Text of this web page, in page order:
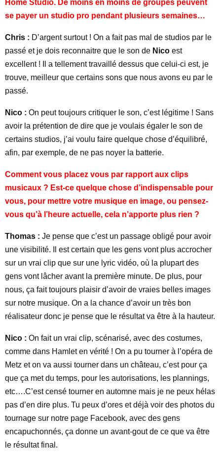
Home Studio. De moins en moins de groupes peuvent
se payer un studio pro pendant plusieurs semaines…
Chris : D’argent surtout ! On a fait pas mal de studios par le
passé et je dois reconnaitre que le son de Nico est
excellent ! Il a tellement travaillé dessus que celui-ci est, je
trouve, meilleur que certains sons que nous avons eu par le
passé.
Nico : On peut toujours critiquer le son, c’est légitime ! Sans
avoir la prétention de dire que je voulais égaler le son de
certains studios, j’ai voulu faire quelque chose d’équilibré,
afin, par exemple, de ne pas noyer la batterie.
Comment vous placez vous par rapport aux clips
musicaux ? Est-ce quelque chose d’indispensable pour
vous, pour mettre votre musique en image, ou pensez-
vous qu’à l’heure actuelle, cela n’apporte plus rien ?
Thomas : Je pense que c’est un passage obligé pour avoir
une visibilité. Il est certain que les gens vont plus accrocher
sur un vrai clip que sur une lyric vidéo, où la plupart des
gens vont lâcher avant la première minute. De plus, pour
nous, ça fait toujours plaisir d’avoir de vraies belles images
sur notre musique. On a la chance d’avoir un très bon
réalisateur donc je pense que le résultat va être à la hauteur.
Nico : On fait un vrai clip, scénarisé, avec des costumes,
comme dans Hamlet en vérité ! On a pu tourner à l’opéra de
Metz et on va aussi tourner dans un château, c’est pour ça
que ça met du temps, pour les autorisations, les plannings,
etc….C’est censé tourner en automne mais je ne peux hélas
pas d’en dire plus. Tu peux d’ores et déjà voir des photos du
tournage sur notre page Facebook, avec des gens
encapuchonnés, ça donne un avant-gout de ce que va être
le résultat final.